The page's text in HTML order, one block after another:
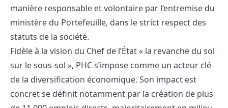
manière responsable et volontaire par l’entremise du
ministère du Portefeuille, dans le strict respect des
statuts de la société.
Fidèle à la vision du Chef de l’État « la revanche du sol
sur le sous-sol », PHC s’impose comme un acteur clé
de la diversification économique. Son impact est
concret se définit notamment par la création de plus